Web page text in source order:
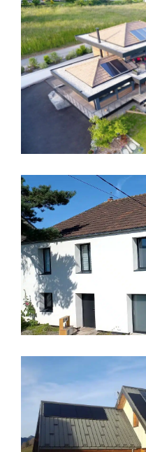
CHAUFFAGE
ANNECY,
CHAUFFAGE
À
CHAUFFAGE